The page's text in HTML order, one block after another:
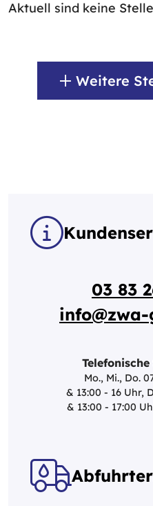
Aktuell sind keine
Weitere
03 83
Mo., Mi., Do.
& 13:00 - 16 Uhr,
& 13:00 - 17:00